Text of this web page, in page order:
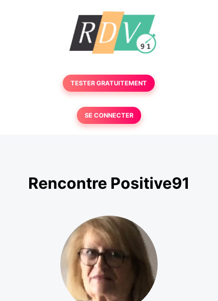
TESTER GRATUITEMENT
SE CONNECTER
Rencontre Positive91